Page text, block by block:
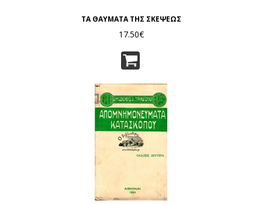
ΤΑ ΘΑΥΜΑΤΑ ΤΗΣ ΣΚΕΨΕΩΣ
17.50€